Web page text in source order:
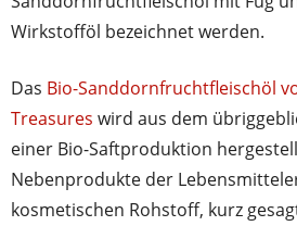
Wirkstofföl bezeichnet werden.
Das Bio-Sanddornfruchtfleischöl
Treasures wird aus dem
einer Bio-Saftproduktion
Nebenprodukte der
kosmetischen Rohstoff, kurz